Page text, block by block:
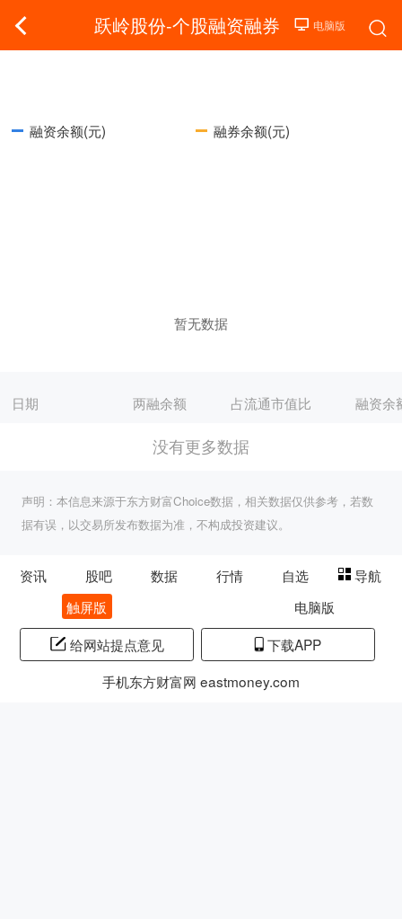
跃岭股份-个股融资融券
融资余额(元) 融券余额(元)
暂无数据
日期 两融余额 占流通市值比 融资余
没有更多数据
声明：本信息来源于东方财富Choice数据，相关数据仅供参考，若数
据有误，以交易所发布数据为准，不构成投资建议。
资讯 股吧 数据 行情 自选
导航
触屏版
电脑版
给网站提点意见
下载APP
手机东方财富网 eastmoney.com